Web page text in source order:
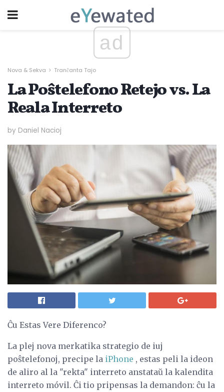
ad
Nova & Sekva Tranĉanta Tajo
La Poŝtelefono Retejo vs. La
Reala Interreto
by Daniel Nacioj
Ĉu Estas Vere Diferenco?
La plej nova merkatika strategio de iuj
poŝtelefonoj, precipe la iPhone , estas peli la ideon
de aliro al la "rekta" interreto anstataŭ la kalendita
interreto móvil. Ĉi tio pripensas la demandon: ĉu la